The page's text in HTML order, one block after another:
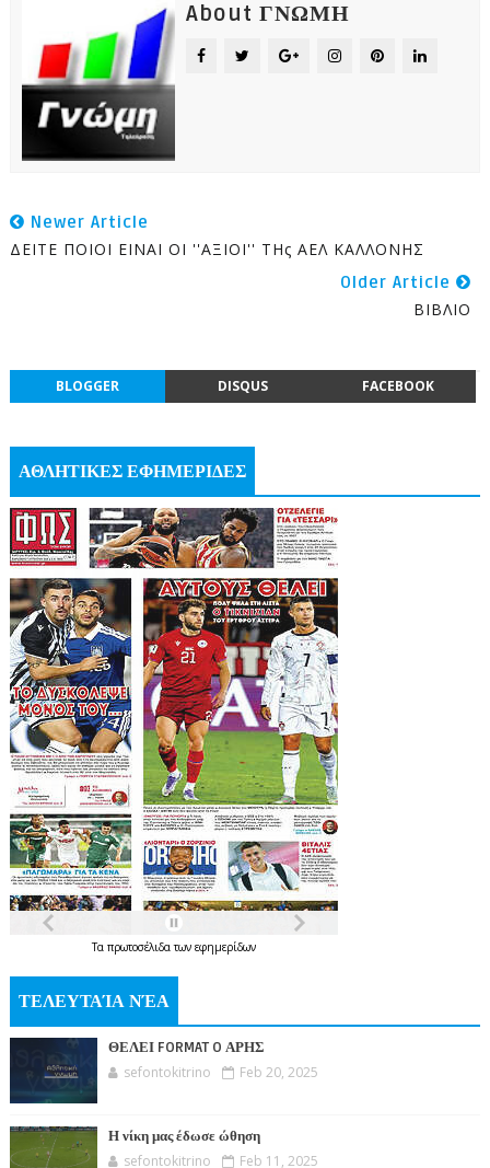
About ΓΝΩΜΗ
Newer Article
ΔΕΙΤΕ ΠΟΙΟΙ ΕΙΝΑΙ ΟΙ ''ΑΞΙΟΙ'' ΤΗς ΑΕΛ ΚΑΛΛΟΝΗΣ
Older Article
ΒΙΒΛΙΟ
BLOGGER DISQUS FACEBOOK
ΑΘΛΗΤΙΚΕΣ ΕΦΗΜΕΡΙΔΕΣ
Τα πρωτοσέλιδατων εφημερίδων
ΤΕΛΕΥΤΑΊΑ ΝΈΑ
ΘΕΛΕΙ FORMAT O ΑΡΗΣ
sefontokitrino Feb 20, 2025
Η νίκη μας έδωσε ώθηση
sefontokitrino Feb 11, 2025